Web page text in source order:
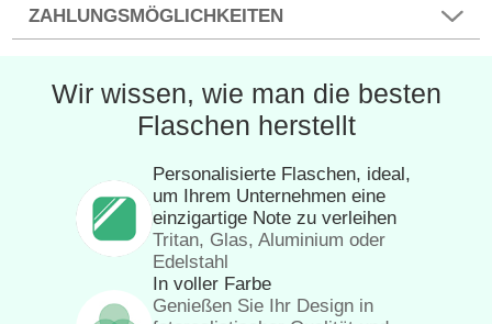
ZAHLUNGSMÖGLICHKEITEN
Wir wissen, wie man die besten
Flaschen herstellt
Personalisierte Flaschen, ideal,
um Ihrem Unternehmen eine
einzigartige Note zu verleihen
Tritan, Glas, Aluminium oder
Edelstahl
In voller Farbe
Genießen Sie Ihr Design in